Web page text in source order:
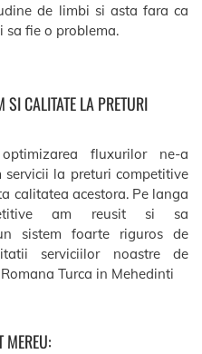
de limbi si asta fara ca
sa fie o problema.
SI CALITATE LA PRETURI
fluxurilor ne-a
la preturi competitive
calitatea acestora. Pe langa
am reusit si sa
sistem foarte riguros de
serviciilor noastre de
Turca in Mehedinti
MEREU: